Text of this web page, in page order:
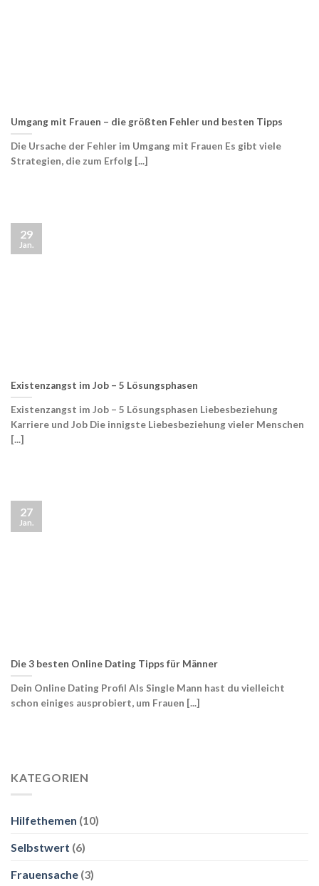
Umgang mit Frauen – die größten Fehler und besten Tipps
Die Ursache der Fehler im Umgang mit Frauen Es gibt viele
Strategien, die zum Erfolg [...]
Existenzangst im Job – 5 Lösungsphasen
Existenzangst im Job – 5 Lösungsphasen Liebesbeziehung
Karriere und Job Die innigste Liebesbeziehung vieler Menschen
[...]
29
Jan.
Die 3 besten Online Dating Tipps für Männer
Dein Online Dating Profil Als Single Mann hast du vielleicht
schon einiges ausprobiert, um Frauen [...]
27
Jan.
KATEGORIEN
Hilfethemen (10)
Selbstwert (6)
Frauensache (3)